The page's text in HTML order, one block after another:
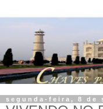
segunda-feira, 8 de